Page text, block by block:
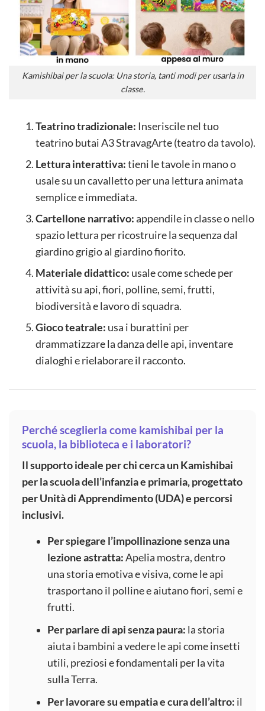
Kamishibai per la scuola: Una storia, tanti modi per usarla in
classe.
Teatrino tradizionale: Inseriscile nel tuo
teatrino butai A3 StravagArte (teatro da tavolo).
Lettura interattiva:tieni le tavole in mano o
usale su un cavalletto per una lettura animata
semplice e immediata.
Cartellone narrativo:appendile in classe o nello
spazio lettura per ricostruire la sequenza dal
giardino grigio al giardino fiorito.
Materiale didattico: usale come schede per
attività su api, fiori, polline, semi, frutti,
biodiversità e lavoro di squadra.
Gioco teatrale: usa i burattini per
drammatizzare la danza delle api, inventare
dialoghi e rielaborare il racconto.
Perché sceglierla come kamishibai per la
scuola, la biblioteca e i laboratori?
Il supporto ideale per chi cerca un Kamishibai
per la scuola dell’infanzia e primaria, progettato
per Unità di Apprendimento (UDA) e percorsi
inclusivi.
Per spiegare l’impollinazione senza una
lezione astratta:Apelia mostra, dentro
una storia emotiva e visiva, come le api
trasportano il polline e aiutano fiori, semi e
frutti.
Per parlare di api senza paura: la storia
aiuta i bambini a vedere le api come insetti
utili, preziosi e fondamentali per la vita
sulla Terra.
Per lavorare su empatia e cura dell’altro: il